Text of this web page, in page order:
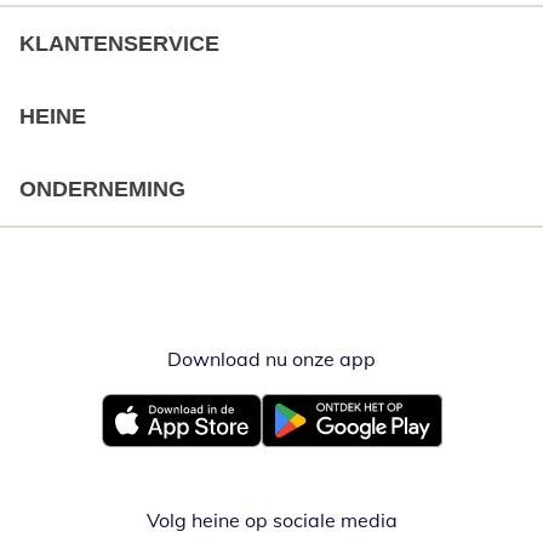
KLANTENSERVICE
HEINE
ONDERNEMING
Download nu onze app
Opent in nieuw vensterOpent in nieuw venster
Volg heine op sociale media